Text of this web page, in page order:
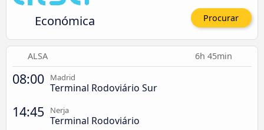
Económica Procurar
ALSA 6h 45min
08:00 Madrid
Terminal Rodoviário Sur
14:45 Nerja
Terminal Rodoviário